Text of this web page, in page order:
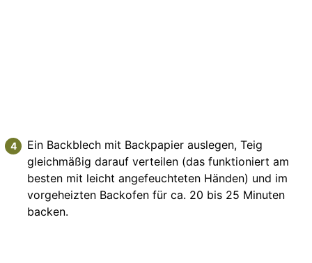
Ein Backblech mit Backpapier auslegen, Teig
gleichmäßig darauf verteilen (das funktioniert am
besten mit leicht angefeuchteten Händen) und im
vorgeheizten Backofen für ca. 20 bis 25 Minuten
backen.